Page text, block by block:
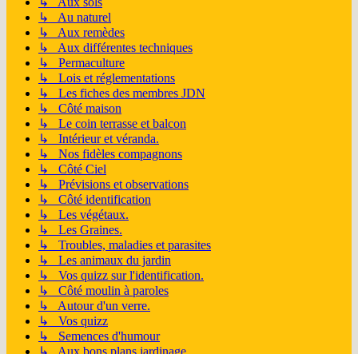
↳ Au naturel
↳ Aux remèdes
↳ Aux différentes techniques
↳ Permaculture
↳ Lois et réglementations
↳ Les fiches des membres JDN
↳ Côté maison
↳ Le coin terrasse et balcon
↳ Intérieur et véranda.
↳ Nos fidèles compagnons
↳ Côté Ciel
↳ Prévisions et observations
↳ Côté identification
↳ Les végétaux.
↳ Les Graines.
↳ Troubles, maladies et parasites
↳ Les animaux du jardin
↳ Vos quizz sur l'identification.
↳ Côté moulin à paroles
↳ Autour d'un verre.
↳ Vos quizz
↳ Semences d'humour
↳ Aux bons plans jardinage.